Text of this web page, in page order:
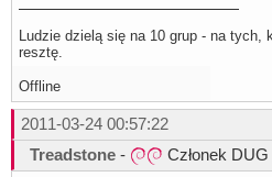
Ludzie dzielą się na 10 grup - na tych,
resztę.
Offline
2011-03-24 00:57:22
Treadstone - Członek DUG